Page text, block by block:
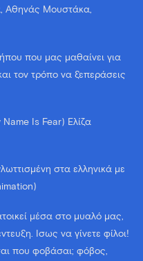
Αθηνάς Μουστάκα,
που μας μαθαίνει για
τον τρόπο να ξεπεράσεις
Is Fear) Ελίζα
στα ελληνικά με
μέσα στο μυαλό μας,
Ίσως να γίνετε φίλοι!
που φοβάσαι; φόβος,